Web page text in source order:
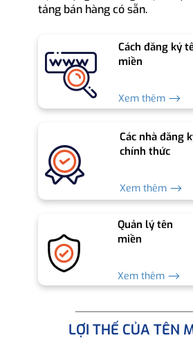
tảng bán hàng có sẵn.
Cách đăng ký
miền
Xem thêm ⟶
Các nhà đăng
chính thức
Xem thêm ⟶
Quản lý tên
miền
Xem thêm ⟶
LỢI THẾ CỦA TÊN